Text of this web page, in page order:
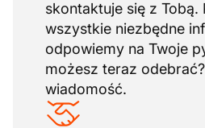
skontaktuje się z Tobą.
wszystkie niezbędne
odpowiemy na Twoje
możesz teraz
wiadomość.